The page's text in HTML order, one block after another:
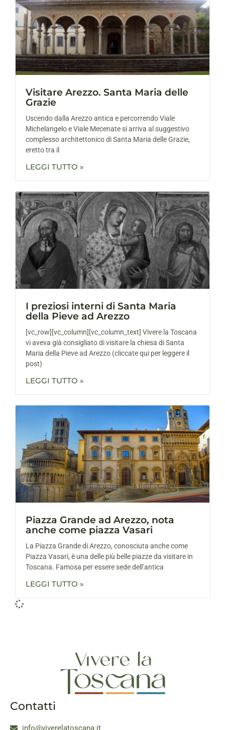
Visitare Arezzo. Santa Maria delle
Grazie
Uscendo dalla Arezzo antica e percorrendo Viale
Michelangelo e Viale Mecenate si arriva al suggestivo
complesso architettonico di Santa Maria delle Grazie,
eretto tra il
LEGGI TUTTO »
I preziosi interni di Santa Maria
della Pieve ad Arezzo
[vc_row][vc_column][vc_column_text] Vivere la Toscana
vi aveva già consigliato di visitare la chiesa di Santa
Maria della Pieve ad Arezzo (cliccate qui per leggere il
post)
LEGGI TUTTO »
Piazza Grande ad Arezzo, nota
anche come piazza Vasari
La Piazza Grande di Arezzo, conosciuta anche come
Piazza Vasari, è una delle più belle piazze da visitare in
Toscana. Famosa per essere sede dell’antica
LEGGI TUTTO »
Contatti
info@viverelatoscana.it